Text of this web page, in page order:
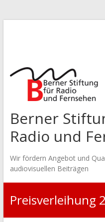
Berner
Radio und
Wir fördern Angebot und
audiovisuellen Beiträgen
Preisverleihung